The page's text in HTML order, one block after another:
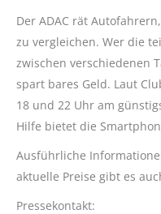
Der ADAC rät
zu vergleichen. Wer die
zwischen verschiedenen
spart bares Geld. Laut
18 und 22 Uhr am
Hilfe bietet die
Ausführliche
aktuelle Preise gibt es
Pressekontakt: